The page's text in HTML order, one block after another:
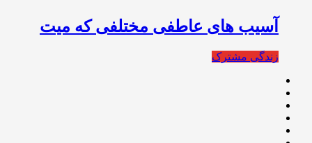
آسیب های عاطفی مختلفی که میت
زندگی مشترک